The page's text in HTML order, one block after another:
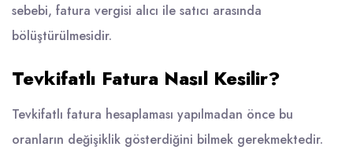
sebebi, fatura vergisi alıcı ile satıcı arasında
bölüştürülmesidir.
Tevkifatlı Fatura Nasıl Kesilir?
Tevkifatlı fatura hesaplaması yapılmadan önce bu
oranların değişiklik gösterdiğini bilmek gerekmektedir.